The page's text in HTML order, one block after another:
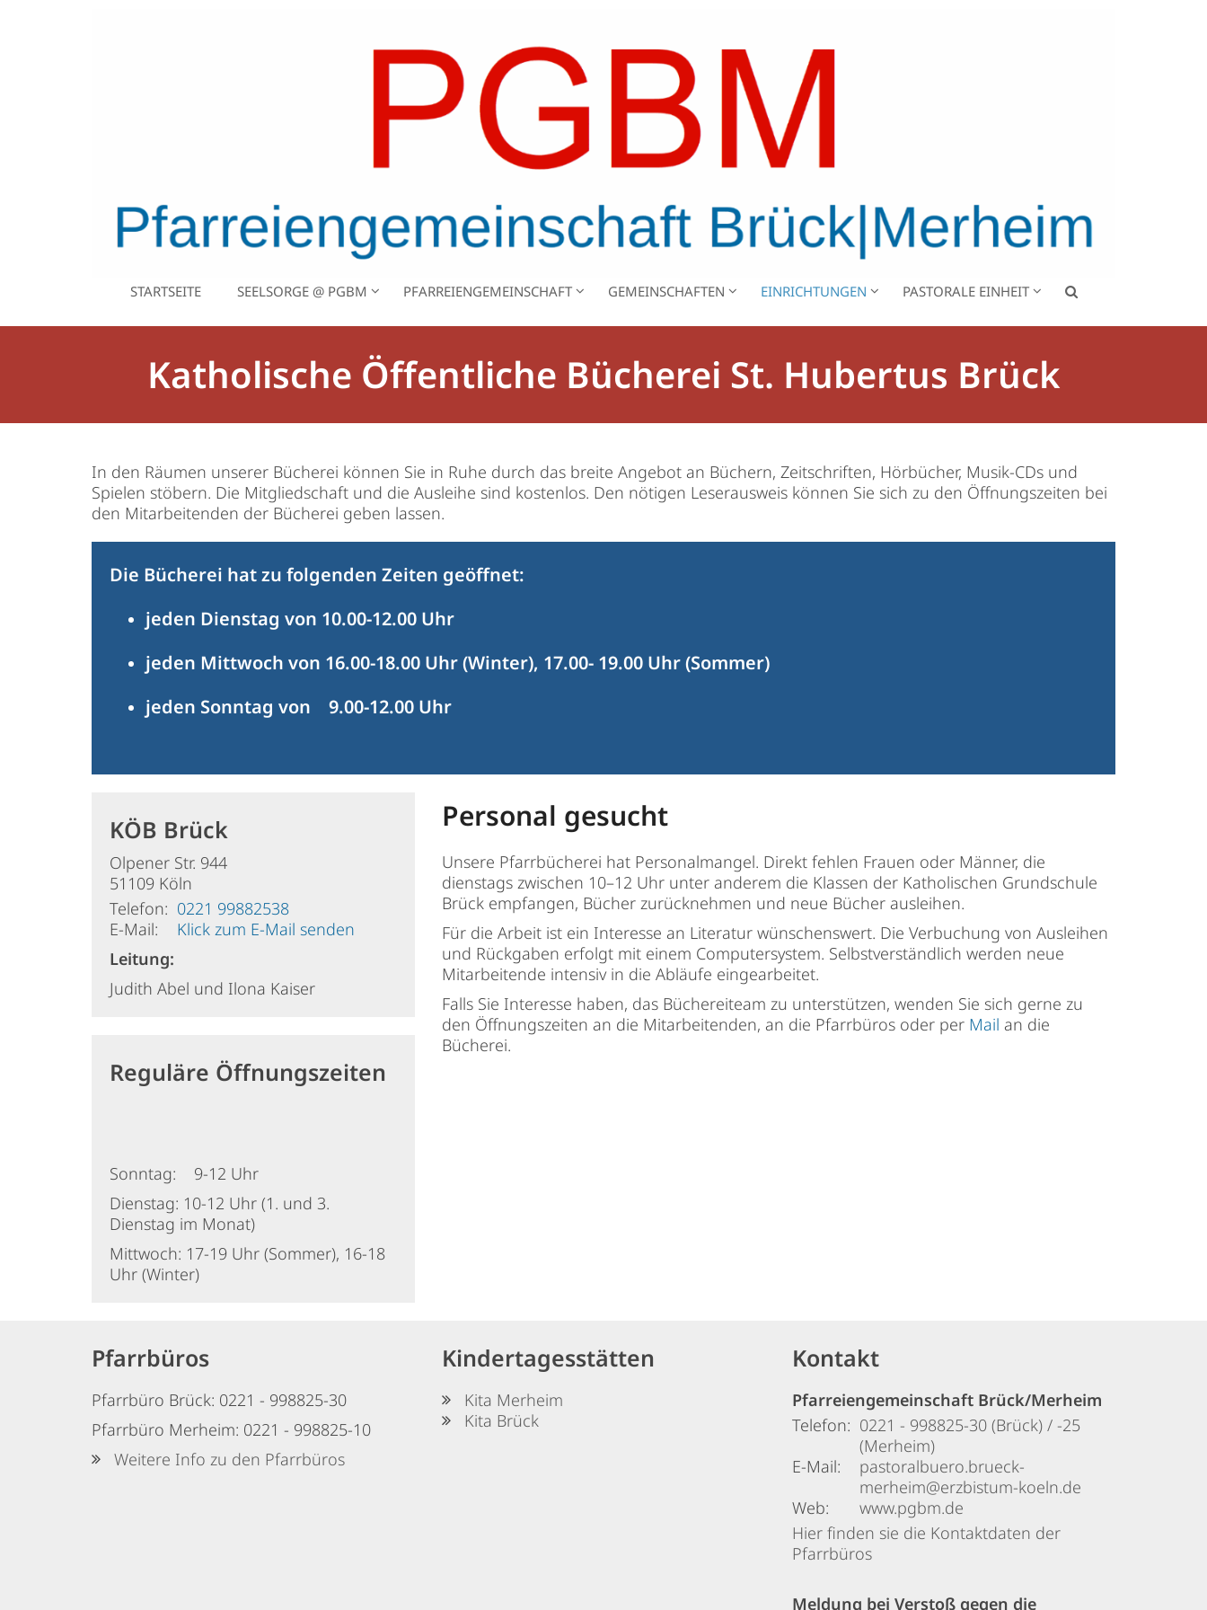
STARTSEITE SEELSORGE @ PGBM PFARREIENGEMEINSCHAFT GEMEINSCHAFTEN EINRICHTUNGEN PASTORALE EINHEIT
Katholische Öffentliche Bücherei St. Hubertus Brück
In den Räumen unserer Bücherei können Sie in Ruhe durch das breite Angebot an Büchern, Zeitschriften, Hörbücher, Musik-CDs und
Spielen stöbern. Die Mitgliedschaft und die Ausleihe sind kostenlos. Den nötigen Leserausweis können Sie sich zu den Öffnungszeiten bei
den Mitarbeitenden der Bücherei geben lassen.
Die Bücherei hat zu folgenden Zeiten geöffnet:
jeden Dienstag von 10.00-12.00 Uhr
jeden Mittwoch von 16.00-18.00 Uhr (Winter), 17.00- 19.00 Uhr (Sommer)
jeden Sonntag von 9.00-12.00 Uhr
Personal gesucht
Unsere Pfarrbücherei hat Personalmangel. Direkt fehlen Frauen oder Männer, die
dienstags zwischen 10–12 Uhr unter anderem die Klassen der Katholischen Grundschule
Brück empfangen, Bücher zurücknehmen und neue Bücher ausleihen.
Für die Arbeit ist ein Interesse an Literatur wünschenswert. Die Verbuchung von Ausleihen
und Rückgaben erfolgt mit einem Computersystem. Selbstverständlich werden neue
Mitarbeitende intensiv in die Abläufe eingearbeitet.
Falls Sie Interesse haben, das Büchereiteam zu unterstützen, wenden Sie sich gerne zu
den Öffnungszeiten an die Mitarbeitenden, an die Pfarrbüros oder per Mail an die
Bücherei.
KÖB Brück
Olpener Str. 944
51109 Köln
Telefon: 0221 99882538
E-Mail:
Klick zum E-Mail senden
Leitung:
Judith Abel und Ilona Kaiser
Reguläre Öffnungszeiten
Sonntag: 9-12 Uhr
Dienstag: 10-12 Uhr (1. und 3.
Dienstag im Monat)
Mittwoch: 17-19 Uhr (Sommer), 16-18
Uhr (Winter)
Pfarrbüros
Pfarrbüro Brück: 0221 - 998825-30
Pfarrbüro Merheim: 0221 - 998825-10
Weitere Info zu den Pfarrbüros
Kindertagesstätten
Kita Merheim
Kita Brück
Kontakt
Pfarreiengemeinschaft Brück/Merheim
Telefon: 0221 - 998825-30 (Brück) / -25
(Merheim)
E-Mail:
pastoralbuero.brueck-
merheim@erzbistum-koeln.de
Web:
www.pgbm.de
Hier finden sie die Kontaktdaten der
Pfarrbüros
Meldung bei Verstoß gegen die